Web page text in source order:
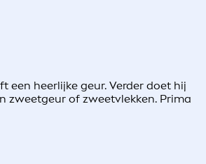
een heerlijke geur. Verder doet hij
zweetgeur of zweetvlekken. Prima